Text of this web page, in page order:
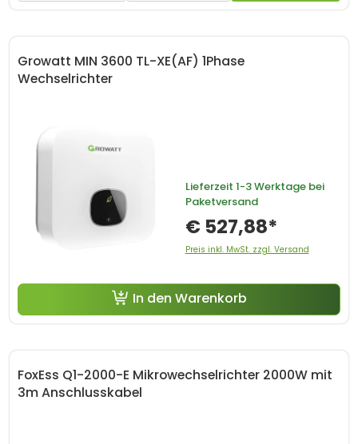
Growatt MIN 3600 TL-XE(AF) 1Phase
Wechselrichter
Lieferzeit 1-3 Werktage bei
Paketversand
€ 527,88*
Preis inkl. MwSt. zzgl. Versand
In den Warenkorb
FoxEss Q1-2000-E Mikrowechselrichter 2000W mit
3m Anschlusskabel